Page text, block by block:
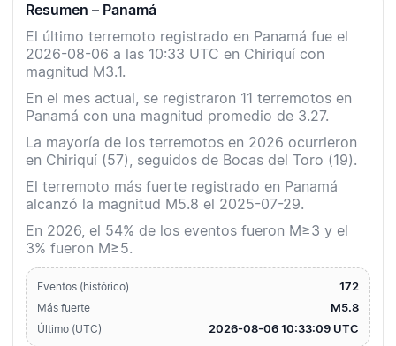
Resumen – Panamá
El último terremoto registrado en Panamá fue el
2026-08-06 a las 10:33 UTC en Chiriquí con
magnitud M3.1.
En el mes actual, se registraron 11 terremotos en
Panamá con una magnitud promedio de 3.27.
La mayoría de los terremotos en 2026 ocurrieron
en Chiriquí (57), seguidos de Bocas del Toro (19).
El terremoto más fuerte registrado en Panamá
alcanzó la magnitud M5.8 el 2025-07-29.
En 2026, el 54% de los eventos fueron M≥3 y el
3% fueron M≥5.
Eventos (histórico) 172
Más fuerte M5.8
Último (UTC) 2026-08-06 10:33:09 UTC